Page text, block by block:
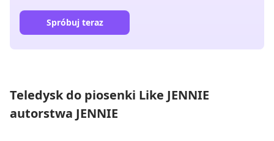
Spróbuj teraz
Teledysk do piosenki Like JENNIE
autorstwa JENNIE